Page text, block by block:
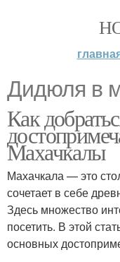
Дидюля в
Как
Махачкалы
Махачкала — это
сочетает в себе
Здесь множество
посетить. В этой
основных